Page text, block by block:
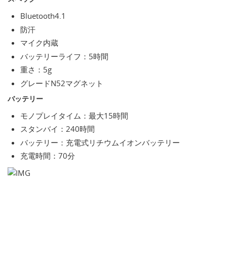
Bluetooth4.1
防汗
マイク内蔵
バッテリーライフ：5時間
重さ：5g
グレードN52マグネット
バッテリー
モノプレイタイム：最大15時間
スタンバイ：240時間
バッテリー：充電式リチウムイオンバッテリー
充電時間：70分